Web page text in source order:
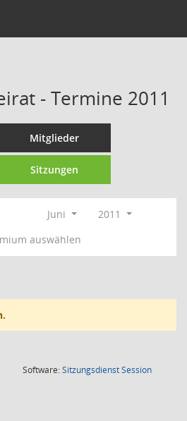
- Termine 2011
Mitglieder
Sitzungen
Juni
2011
auswählen
Software:SitzungsdienstSession(Wird in